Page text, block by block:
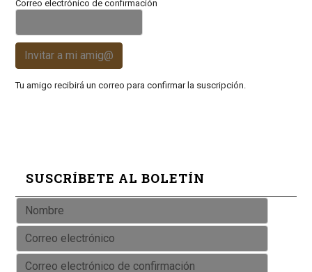
Correo electrónico de confirmación
Invitar a mi amig@
Tu amigo recibirá un correo para confirmar la suscripción.
SUSCRÍBETE AL BOLETÍN